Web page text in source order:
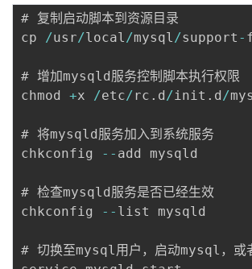
# 复制启动脚本到资源目录
cp
/usr/local /mysql /support -
# 增加mysqld服务控制脚本执行权限
chmod +x /etc/rc . d /init . d /
# 将mysqld服务加入到系统服务
chkconfig
-- add mysqld
# 检查mysqld服务是否已经生效
chkconfig
-- list mysqld
# 切换至mysql用户，启动mysql，或